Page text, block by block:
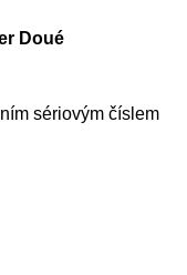
Doué
sériovým číslem